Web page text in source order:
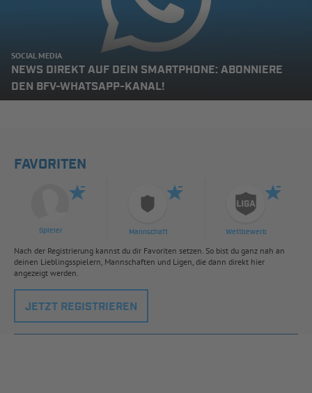
SOCIAL MEDIA
NEWS DIREKT AUF DEIN SMARTPHONE: ABONNIERE
DEN BFV-WHATSAPP-KANAL!
FAVORITEN
Spieler Mannschaft Wettbewerb
Nach der Registrierung kannst du dir Favoriten setzen. So bist du ganz nah an
deinen Lieblingsspielern, Mannschaften und Ligen, die dann direkt hier
angezeigt werden.
JETZT REGISTRIEREN